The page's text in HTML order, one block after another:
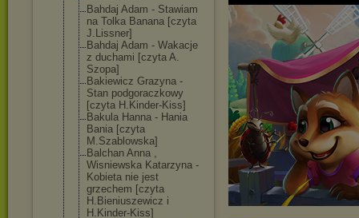
Bahdaj Adam - Stawiam
na Tolka Banana [czyta
J.Lissner]
Bahdaj Adam - Wakacje
z duchami [czyta A.
Szopa]
Bakiewicz Grazyna -
Stan podgoraczkowy
[czyta H.Kinder-Kiss]
Bakula Hanna - Hania
Bania [czyta
M.Szablowska]
Balchan Anna ,
Wisniewska Katarzyna -
Kobieta nie jest
grzechem [czyta
H.Bieniuszewicz i
H.Kinder-Kiss]